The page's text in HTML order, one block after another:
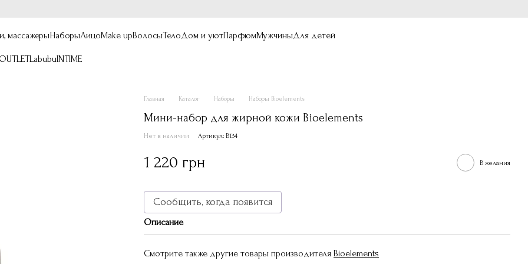
массажерыНаборыЛицоMake upВолосыТелоДом и уютПарфюмМужчиныДля детей
OUTLETLabubuINTIME
Главная Каталог Наборы Наборы Bioelements
Мини-набор для жирной кожи Bioelements
Нет в наличии Артикул: B134
1 220 грн В желания
Сообщить, когда появится
Описание
Смотрите также другие товары производителя Bioelements